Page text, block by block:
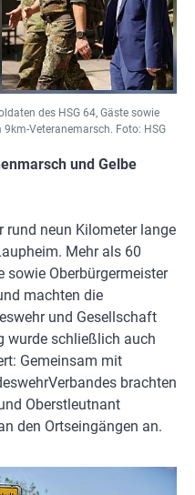
des HSG 64, Gäste sowie
Veteranemarsch. Foto: HSG
und Gelbe
rund neun Kilometer lange
Mehr als 60
sowie Oberbürgermeister
machten die
und Gesellschaft
wurde schließlich auch
Gemeinsam mit
brachten
Oberstleutnant
den Ortseingängen an.